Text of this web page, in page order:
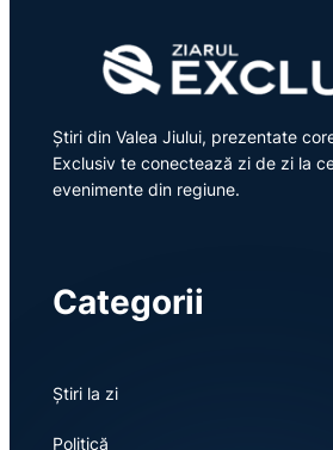
Știri din Valea Jiului, prezentate
Exclusiv te conectează zi de zi la
evenimente din regiune.
Categorii
Știri la zi
Politică